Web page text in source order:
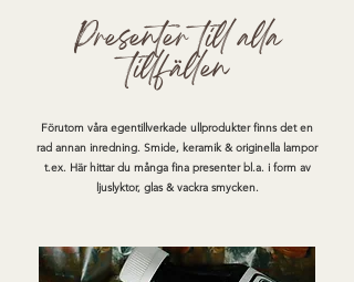
Presenter till alla
tillfällen
Förutom våra egentillverkade ullprodukter finns det en
rad annan inredning. Smide, keramik & originella lampor
t.ex. Här hittar du många fina presenter bl.a. i form av
ljuslyktor, glas & vackra smycken.